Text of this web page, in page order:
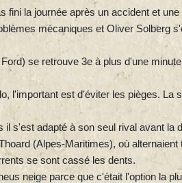
fini la journée après un accident et
mécaniques et Oliver Solberg
se retrouve 3e à plus d'une
l'important est d'éviter les pièges. La
il s'est adapté à son seul rival avant la
(Alpes-Maritimes), où
se sont cassé les dents.
neige parce que c'était l'option la